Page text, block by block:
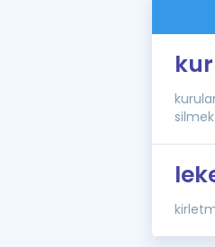
silmek